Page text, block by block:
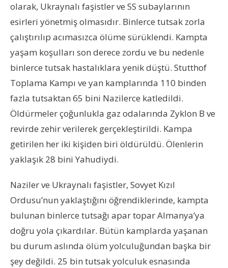
olarak, Ukraynalı faşistler ve SS subaylarının
esirleri yönetmiş olmasıdır. Binlerce tutsak zorla
çalıştırılıp acımasızca ölüme sürüklendi. Kampta
yaşam koşulları son derece zordu ve bu nedenle
binlerce tutsak hastalıklara yenik düştü. Stutthof
Toplama Kampı ve yan kamplarında 110 binden
fazla tutsaktan 65 bini Nazilerce katledildi.
Öldürmeler çoğunlukla gaz odalarında Zyklon B ve
revirde zehir verilerek gerçekleştirildi. Kampa
getirilen her iki kişiden biri öldürüldü. Ölenlerin
yaklaşık 28 bini Yahudiydi.
Naziler ve Ukraynalı faşistler, Sovyet Kızıl
Ordusu’nun yaklaştığını öğrendiklerinde, kampta
bulunan binlerce tutsağı apar topar Almanya’ya
doğru yola çıkardılar. Bütün kamplarda yaşanan
bu durum aslında ölüm yolculuğundan başka bir
şey değildi. 25 bin tutsak yolculuk esnasında